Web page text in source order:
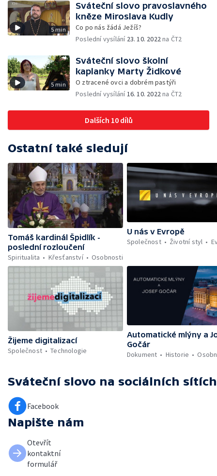
5 min
Sváteční slovo pravoslavného
kněze Miroslava Kudly
Co po nás žádá Ježíš?
Poslední vysílání 23. 10. 2022na ČT2
5 min
Sváteční slovo školní
kaplanky Marty Židkové
O ztracené ovci a dobrém pastýři
Poslední vysílání16. 10. 2022na ČT2
Dalších 10 dílů
Ostatní také sledují
Tomáš kardinál Špidlík -
poslední rozloučení
Spiritualita
Křesťanství Osobnosti
U nás v Evropě
Společnost
Životní styl
Žijeme digitalizací
Společnost
Technologie
Automatické mlýny a
Gočár
Dokument
Historie
Sváteční slovo na sociálních sítích
Facebook
Napište nám
Otevřít
kontaktní
formulář